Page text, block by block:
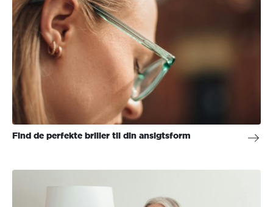
Find de perfekte briller til din ansigtsform